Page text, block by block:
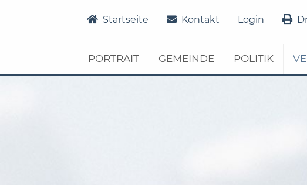
Startseite Kontakt Login
PORTRAIT GEMEINDE POLITIK
Startseite Details